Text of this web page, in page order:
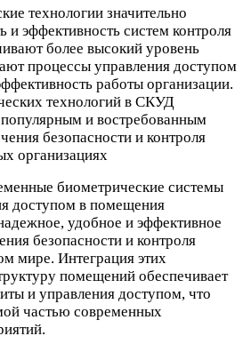
технологии значительно
эффективность систем контроля
более высокий уровень
процессы управления доступом
работы организации.
технологий в СКУД
популярным и востребованным
безопасности и контроля
организациях
биометрические системы
доступом в помещения
удобное и эффективное
безопасности и контроля
мире. Интеграция этих
помещений обеспечивает
и управления доступом, что
частью современных